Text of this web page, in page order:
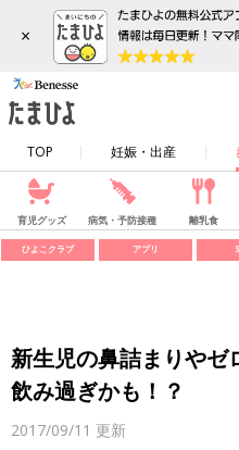
×
TOP 妊娠・出産
育児グッズ 病気・予防接種 離乳食
ひよこクラブ アプリ
新生児の鼻詰まりやゼ
飲み過ぎかも！？
2017/09/11 更新